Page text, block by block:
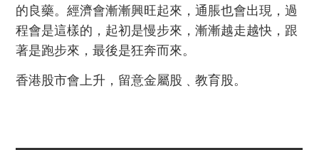
的良藥。經濟會漸漸興旺起來，通脹也會出現，過
程會是這樣的，起初是慢步來，漸漸越走越快，跟
著是跑步來，最後是狂奔而來。
香港股市會上升，留意金屬股﹑教育股。